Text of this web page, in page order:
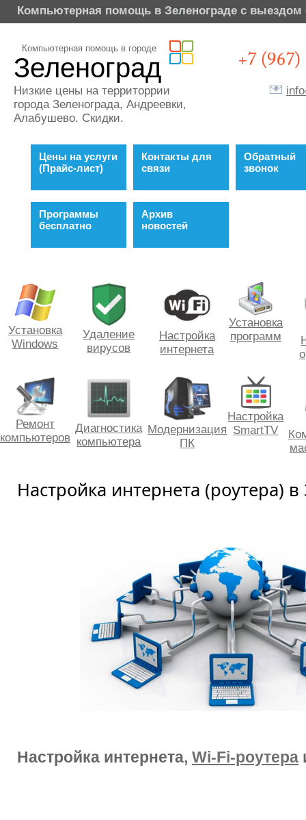
Компьютерная помощь в Зеленограде с выездом
Компьютерная помощь в городе
Зеленоград
Низкие цены на территоррии
города Зеленограда, Андреевки,
Алабушево. Скидки.
Цены на услуги
(Прайс-лист)
Контакты для
связи
Обратный
звонок
Программы
бесплатно
Архив
новостей
Установка
Windows
Удаление
вирусов
Настройка
интернета
Установка
программ
Ремонт
компьютеров
Диагностика
компьютера
Модернизация
ПК
Настройка
SmartTV
Настройка интернета (роутера)
Настройка интернета, Wi-Fi-роутера